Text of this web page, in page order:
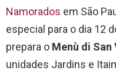
Namorados em São
especial para o dia 12
prepara o Menù di San
unidades Jardins e